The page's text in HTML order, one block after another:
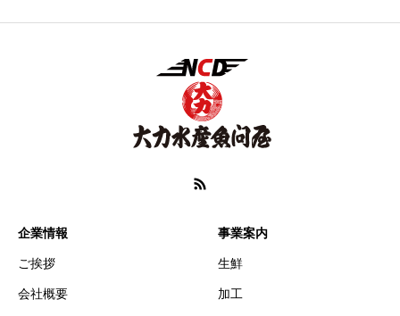
企業情報
ご挨拶
会社概要
事業案内
生鮮
加工